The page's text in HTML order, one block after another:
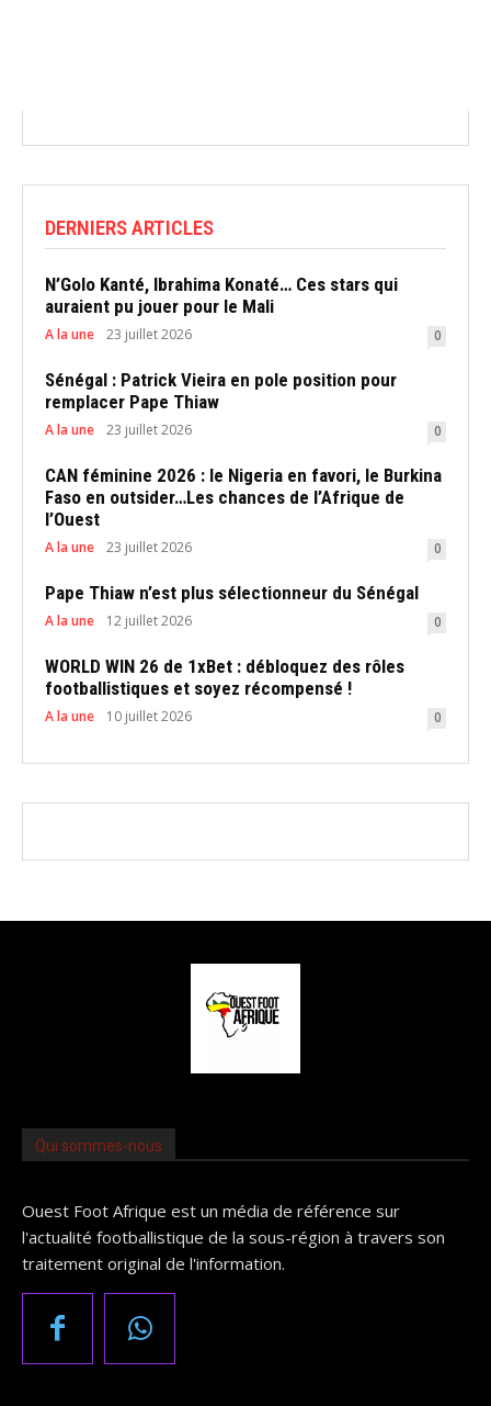
DERNIERS ARTICLES
N’Golo Kanté, Ibrahima Konaté… Ces stars qui
auraient pu jouer pour le Mali
A la une 23 juillet 2026 0
Sénégal : Patrick Vieira en pole position pour
remplacer Pape Thiaw
A la une 23 juillet 2026 0
CAN féminine 2026 : le Nigeria en favori, le Burkina
Faso en outsider…Les chances de l’Afrique de
l’Ouest
A la une 23 juillet 2026 0
Pape Thiaw n’est plus sélectionneur du Sénégal
A la une 12 juillet 2026 0
WORLD WIN 26 de 1xBet : débloquez des rôles
footballistiques et soyez récompensé !
A la une 10 juillet 2026 0
Qui sommes-nous
Ouest Foot Afrique est un média de référence sur
l'actualité footballistique de la sous-région à travers son
traitement original de l'information.